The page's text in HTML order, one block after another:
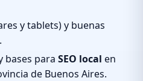
y tablets) y buenas
bases para SEO local en
de Buenos Aires.